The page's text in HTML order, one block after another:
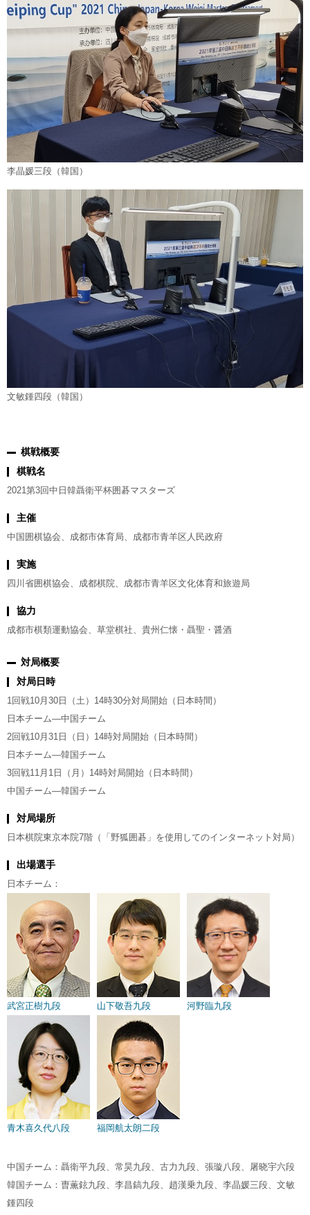
李晶媛三段（韓国）
文敏鍾四段（韓国）
棋戦概要
棋戦名
2021第3回中日韓聶衛平杯囲碁マスターズ
主催
中国囲棋協会、成都市体育局、成都市青羊区人民政府
実施
四川省囲棋協会、成都棋院、成都市青羊区文化体育和旅遊局
協力
成都市棋類運動協会、草堂棋社、貴州仁懐・聶聖・醤酒
対局概要
対局日時
1回戦10月30日（土）14時30分対局開始（日本時間）
日本チーム―中国チーム
2回戦10月31日（日）14時対局開始（日本時間）
日本チーム―韓国チーム
3回戦11月1日（月）14時対局開始（日本時間）
中国チーム―韓国チーム
対局場所
日本棋院東京本院7階（「野狐囲碁」を使用してのインターネット対局）
出場選手
日本チーム：
武宮正樹九段 山下敬吾九段 河野臨九段
青木喜久代八段 福岡航太朗二段
中国チーム：聶衛平九段、常昊九段、古力九段、張璇八段、屠晓宇六段
韓国チーム：曺薫鉉九段、李昌鎬九段、趙漢乗九段、李晶媛三段、文敏
鍾四段